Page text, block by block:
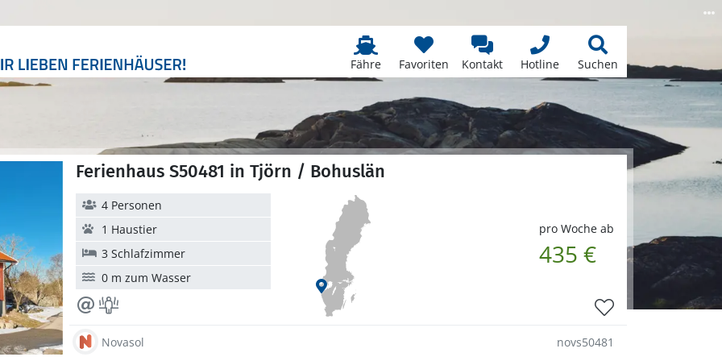
Fähre Favoriten Kontakt Hotline Suchen
Ferienhaus S50481 in Tjörn / Bohuslän
pro Woche ab
435 €
4 Personen
1 Haustier
3 Schlafzimmer
0 m zum Wasser
Novasol novs50481